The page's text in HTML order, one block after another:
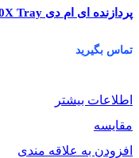
پردازنده ای ام دی AMD Ryzen 5 9600X Tray
تماس بگیرید
اطلاعات بیشتر
مقایسه
افزودن به علاقه مندی